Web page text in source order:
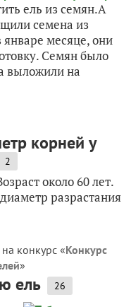
ель из семян.А
семена из
месяце, они
Семян было
выложили на
корней у
2
около 60 лет.
разрастания
на конкурс «Конкурс
»
ель 26